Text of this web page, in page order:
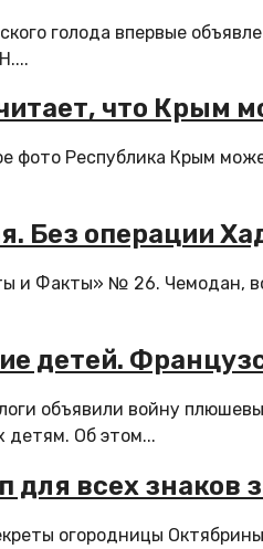
голода впервые
что Крым
фото Республика Крым
Без операции
и Факты» № 26. Чемодан,
детей.
объявили войну
детям. Об этом...
для всех знаков
огородницы